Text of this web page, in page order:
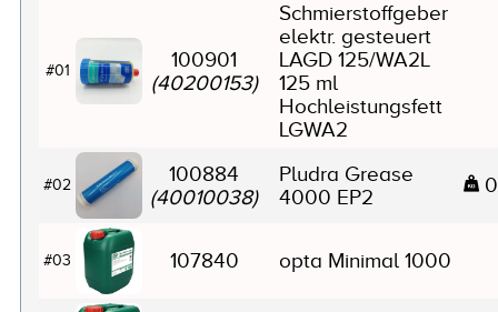
#01
100901
(40200153)
Schmierstoffgeber
elektr. gesteuert
LAGD 125/WA2L
125 ml
Hochleistungsfett
LGWA2
#02
100884
(40010038)
Pludra Grease
4000 EP2
#03 107840 opta Minimal 1000